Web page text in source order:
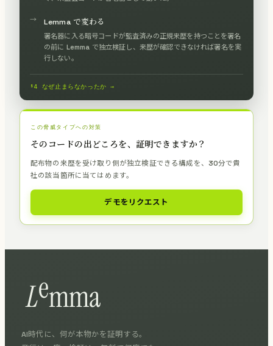
→ Lemma で変わる
署名器に入る暗号コードが監査済みの正規来歴を持つことを署名
の前に Lemma で独立検証し、来歴が確認できなければ署名を実
行しない。
§4 なぜ止まらなかったか →
この脅威タイプへの対策
そのコードの出どころを、証明できますか？
配布物の来歴を受け取り側が独立検証できる構成を、30分で貴
社の該当箇所に当てはめます。
デモをリクエスト
AI時代に、何が本物かを証明する。